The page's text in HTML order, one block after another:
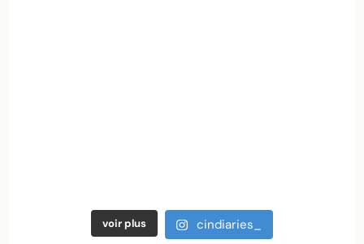
voir plus cindiaries_